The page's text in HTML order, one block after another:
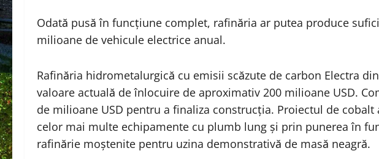
Odată pusă în funcțiune complet, rafinăria ar putea produce
milioane de vehicule electrice anual.
Rafinăria hidrometalurgică cu emisii scăzute de carbon Electra
valoare actuală de înlocuire de aproximativ 200 milioane USD.
de milioane USD pentru a finaliza construcția. Proiectul de
celor mai multe echipamente cu plumb lung și prin punerea în
rafinărie moștenite pentru uzina demonstrativă de masă neagră.